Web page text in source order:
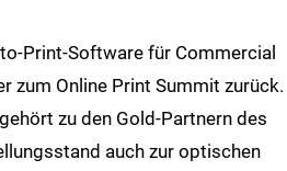
Print-Software für Commercial
zum Online Print Summit zurück.
zu den Gold-Partnern des
auch zur optischen